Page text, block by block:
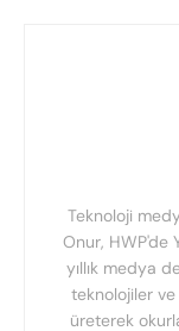
Teknoloji
Onur, HWP'de
yıllık medya
teknolojiler ve
üreterek